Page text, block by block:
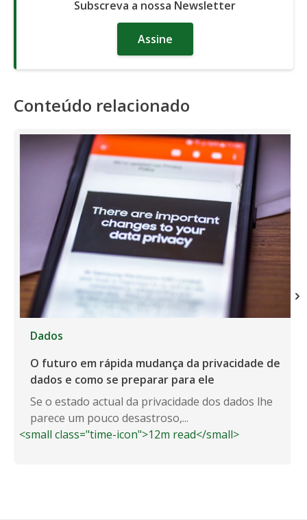
Subscreva a nossa Newsletter
Assine
Conteúdo relacionado
Dados
O futuro em rápida mudança da privacidade de
dados e como se preparar para ele
Se o estado actual da privacidade dos dados lhe
parece um pouco desastroso,...
<small class="time-icon">12m read</small>